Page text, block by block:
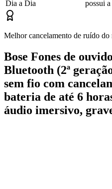
Dia a Dia
possui
Melhor cancelamento de ruído do
Bose Fones de
Bluetooth (2ª
sem fio com
bateria de até 6
áudio imersivo,